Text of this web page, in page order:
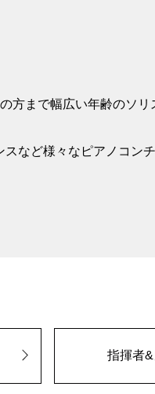
方まで幅広い年齢のソリ
など様々なピアノコン
指揮者